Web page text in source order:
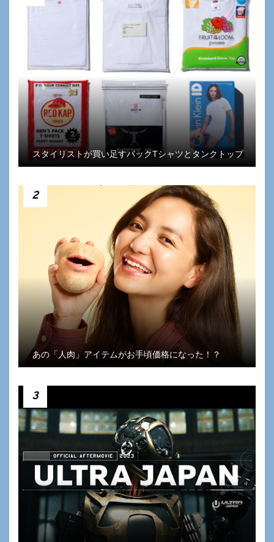
スタイリストが買い足すパックTシャツとタンクトップ
2
あの「人肉」アイテムがお手頃価格になった！？
3